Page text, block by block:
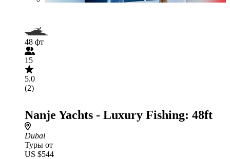
48 фт
15
5.0
(2)
Nanje Yachts - Luxury Fishing: 48ft
Dubai
Туры от
US $544